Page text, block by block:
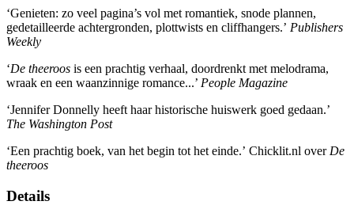
‘Genieten: zo veel pagina’s vol met romantiek, snode plannen,
gedetailleerde achtergronden, plottwists en cliffhangers.’ Publishers
Weekly
‘De theeroos is een prachtig verhaal, doordrenkt met melodrama,
wraak en een waanzinnige romance...’ People Magazine
‘Jennifer Donnelly heeft haar historische huiswerk goed gedaan.’
The Washington Post
‘Een prachtig boek, van het begin tot het einde.’ Chicklit.nl over De
theeroos
Details